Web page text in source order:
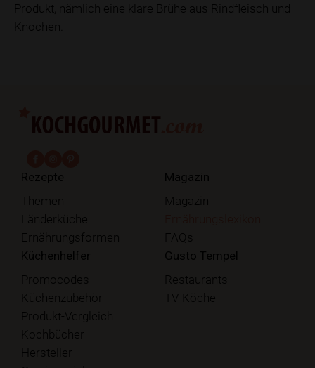
Produkt, nämlich eine klare Brühe aus Rindfleisch und
Knochen.
Rezepte
Themen
Länderküche
Ernährungsformen
Magazin
Magazin
FAQs
Küchenhelfer
Promocodes
Küchenzubehör
Produkt-Vergleich
Kochbücher
Hersteller
Gusto Tempel
Restaurants
TV-Köche